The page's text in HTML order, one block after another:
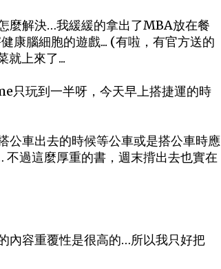
麼解決…我緩緩的拿出了MBA放在餐
康腦細胞的遊戲... (有啦，有官方送的
上來了...
玩到一半呀，今天早上搭捷運的時
公車出去的時候等公車或是搭公車時應
過這麼厚重的書，週末揹出去也實在
內容重覆性是很高的…所以我只好把